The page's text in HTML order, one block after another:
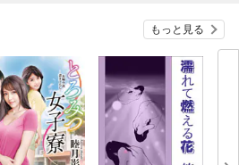
もっと見る